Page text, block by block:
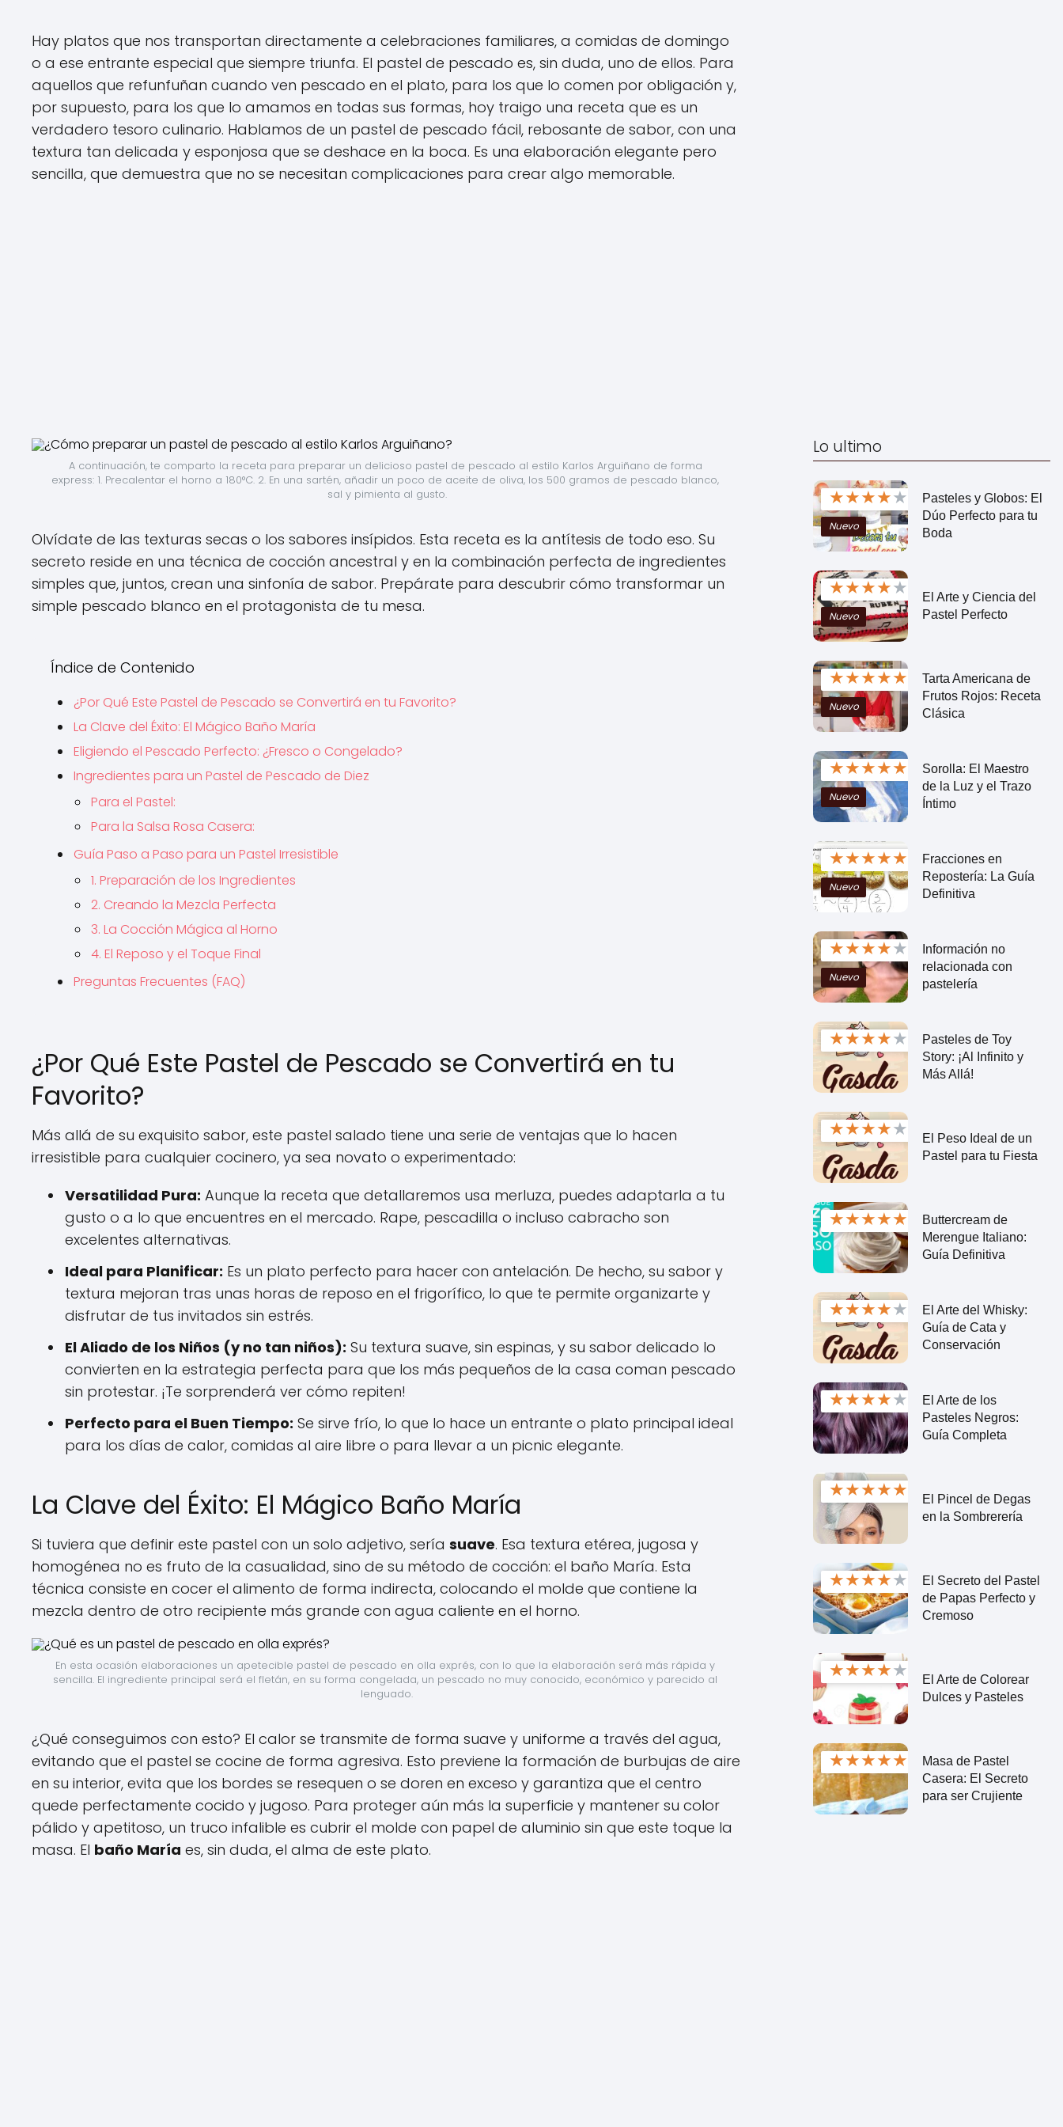
Hay platos que nos transportan directamente a celebraciones familiares, a comidas de domingo
o a ese entrante especial que siempre triunfa. El pastel de pescado es, sin duda, uno de ellos. Para
aquellos que refunfuñan cuando ven pescado en el plato, para los que lo comen por obligación y,
por supuesto, para los que lo amamos en todas sus formas, hoy traigo una receta que es un
verdadero tesoro culinario. Hablamos de un pastel de pescado fácil, rebosante de sabor, con una
textura tan delicada y esponjosa que se deshace en la boca. Es una elaboración elegante pero
sencilla, que demuestra que no se necesitan complicaciones para crear algo memorable.
A continuación, te comparto la receta para preparar un delicioso pastel de pescado al estilo Karlos Arguiñano de forma
express: 1. Precalentar el horno a 180°C. 2. En una sartén, añadir un poco de aceite de oliva, los 500 gramos de pescado blanco,
sal y pimienta al gusto.
Olvídate de las texturas secas o los sabores insípidos. Esta receta es la antítesis de todo eso. Su
secreto reside en una técnica de cocción ancestral y en la combinación perfecta de ingredientes
simples que, juntos, crean una sinfonía de sabor. Prepárate para descubrir cómo transformar un
simple pescado blanco en el protagonista de tu mesa.
Índice de Contenido
¿Por Qué Este Pastel de Pescado se Convertirá en tu Favorito?
La Clave del Éxito: El Mágico Baño María
Eligiendo el Pescado Perfecto: ¿Fresco o Congelado?
Ingredientes para un Pastel de Pescado de Diez
Para el Pastel:
Para la Salsa Rosa Casera:
Guía Paso a Paso para un Pastel Irresistible
1. Preparación de los Ingredientes
2. Creando la Mezcla Perfecta
3. La Cocción Mágica al Horno
4. El Reposo y el Toque Final
Preguntas Frecuentes (FAQ)
¿Por Qué Este Pastel de Pescado se Convertirá en tu
Favorito?
Más allá de su exquisito sabor, este pastel salado tiene una serie de ventajas que lo hacen
irresistible para cualquier cocinero, ya sea novato o experimentado:
Versatilidad Pura: Aunque la receta que detallaremos usa merluza, puedes adaptarla a tu
gusto o a lo que encuentres en el mercado. Rape, pescadilla o incluso cabracho son
excelentes alternativas.
Ideal para Planificar: Es un plato perfecto para hacer con antelación. De hecho, su sabor y
textura mejoran tras unas horas de reposo en el frigorífico, lo que te permite organizarte y
disfrutar de tus invitados sin estrés.
El Aliado de los Niños (y no tan niños): Su textura suave, sin espinas, y su sabor delicado lo
convierten en la estrategia perfecta para que los más pequeños de la casa coman pescado
sin protestar. ¡Te sorprenderá ver cómo repiten!
Perfecto para el Buen Tiempo: Se sirve frío, lo que lo hace un entrante o plato principal ideal
para los días de calor, comidas al aire libre o para llevar a un picnic elegante.
La Clave del Éxito: El Mágico Baño María
Si tuviera que definir este pastel con un solo adjetivo, sería suave. Esa textura etérea, jugosa y
homogénea no es fruto de la casualidad, sino de su método de cocción: el baño María. Esta
técnica consiste en cocer el alimento de forma indirecta, colocando el molde que contiene la
mezcla dentro de otro recipiente más grande con agua caliente en el horno.
En esta ocasión elaboraciones un apetecible pastel de pescado en olla exprés, con lo que la elaboración será más rápida y
sencilla. El ingrediente principal será el fletán, en su forma congelada, un pescado no muy conocido, económico y parecido al
lenguado.
¿Qué conseguimos con esto? El calor se transmite de forma suave y uniforme a través del agua,
evitando que el pastel se cocine de forma agresiva. Esto previene la formación de burbujas de aire
en su interior, evita que los bordes se resequen o se doren en exceso y garantiza que el centro
quede perfectamente cocido y jugoso. Para proteger aún más la superficie y mantener su color
pálido y apetitoso, un truco infalible es cubrir el molde con papel de aluminio sin que este toque la
masa. El baño María es, sin duda, el alma de este plato.
Lo ultimo
★★★★★
Nuevo
Pasteles y Globos: El
Dúo Perfecto para tu
Boda
★★★★★
Nuevo
El Arte y Ciencia del
Pastel Perfecto
★★★★★
Nuevo
Tarta Americana de
Frutos Rojos: Receta
Clásica
★★★★★
Nuevo
Sorolla: El Maestro
de la Luz y el Trazo
Íntimo
★★★★★
Nuevo
Fracciones en
Repostería: La Guía
Definitiva
★★★★★
Nuevo
Información no
relacionada con
pastelería
★★★★★
Pasteles de Toy
Story: ¡Al Infinito y
Más Allá!
★★★★★
El Peso Ideal de un
Pastel para tu Fiesta
★★★★★
Buttercream de
Merengue Italiano:
Guía Definitiva
★★★★★
El Arte del Whisky:
Guía de Cata y
Conservación
★★★★★
El Arte de los
Pasteles Negros:
Guía Completa
★★★★★
El Pincel de Degas
en la Sombrerería
★★★★★
El Secreto del Pastel
de Papas Perfecto y
Cremoso
★★★★★
El Arte de Colorear
Dulces y Pasteles
★★★★★
Masa de Pastel
Casera: El Secreto
para ser Crujiente